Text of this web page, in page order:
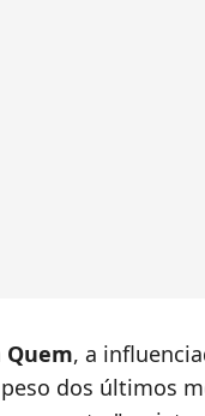
Quem, a
dos últimos